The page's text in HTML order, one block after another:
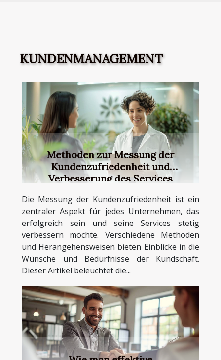
KUNDENMANAGEMENT
Methoden zur Messung der
Kundenzufriedenheit und
Verbesserung des Services
Die Messung der Kundenzufriedenheit ist ein
zentraler Aspekt für jedes Unternehmen, das
erfolgreich sein und seine Services stetig
verbessern möchte. Verschiedene Methoden
und Herangehensweisen bieten Einblicke in die
Wünsche und Bedürfnisse der Kundschaft.
Dieser Artikel beleuchtet die...